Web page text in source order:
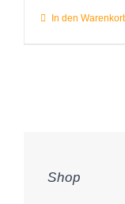
In den
Shop